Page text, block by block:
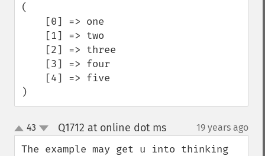
(
)
up
down
43 Q1712 at online dot ms¶ 19 years ago
The example may get u into thinking